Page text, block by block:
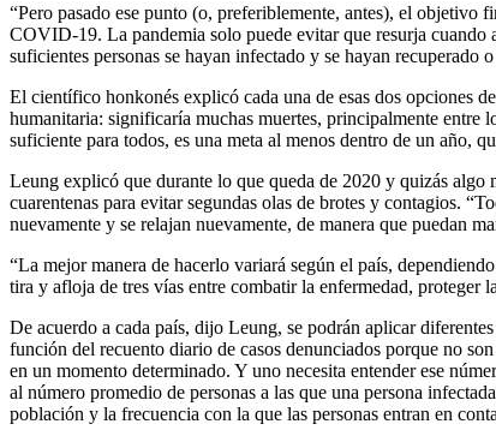
“Pero pasado ese punto (o, preferiblemente, antes), el
COVID-19. La pandemia solo puede evitar que resurja cuando
suficientes personas se hayan infectado y se hayan
El científico honkonés explicó cada una de esas dos opciones
humanitaria: significaría muchas muertes, principalmente entre
suficiente para todos, es una meta al menos dentro de un año,
Leung explicó que durante lo que queda de 2020 y quizás algo
cuarentenas para evitar segundas olas de brotes y contagios.
nuevamente y se relajan nuevamente, de manera que puedan
“La mejor manera de hacerlo variará según el país,
tira y afloja de tres vías entre combatir la enfermedad, proteger
De acuerdo a cada país, dijo Leung, se podrán aplicar
función del recuento diario de casos denunciados porque no
en un momento determinado. Y uno necesita entender ese
al número promedio de personas a las que una persona
población y la frecuencia con la que las personas entran en